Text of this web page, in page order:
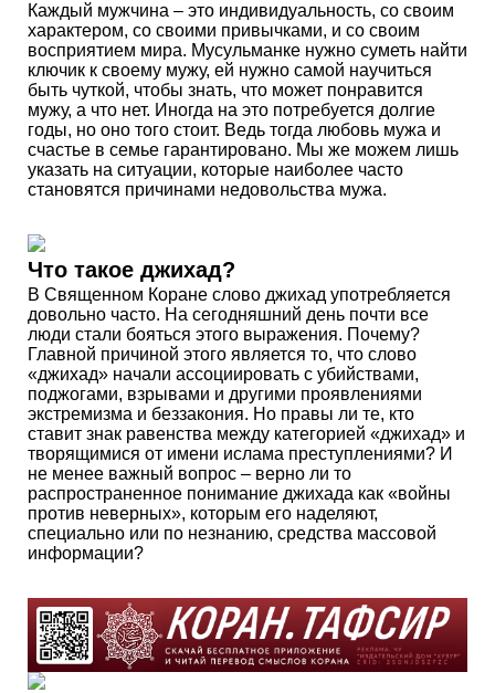
Каждый мужчина – это индивидуальность, со своим
характером, со своими привычками, и со своим
восприятием мира. Мусульманке нужно суметь найти
ключик к своему мужу, ей нужно самой научиться
быть чуткой, чтобы знать, что может понравится
мужу, а что нет. Иногда на это потребуется долгие
годы, но оно того стоит. Ведь тогда любовь мужа и
счастье в семье гарантировано. Мы же можем лишь
указать на ситуации, которые наиболее часто
становятся причинами недовольства мужа.
Что такое джихад?
В Священном Коране слово джихад употребляется
довольно часто. На сегодняшний день почти все
люди стали бояться этого выражения. Почему?
Главной причиной этого является то, что слово
«джихад» начали ассоциировать с убийствами,
поджогами, взрывами и другими проявлениями
экстремизма и беззакония. Но правы ли те, кто
ставит знак равенства между категорией «джихад» и
творящимися от имени ислама преступлениями? И
не менее важный вопрос – верно ли то
распространенное понимание джихада как «войны
против неверных», которым его наделяют,
специально или по незнанию, средства массовой
информации?